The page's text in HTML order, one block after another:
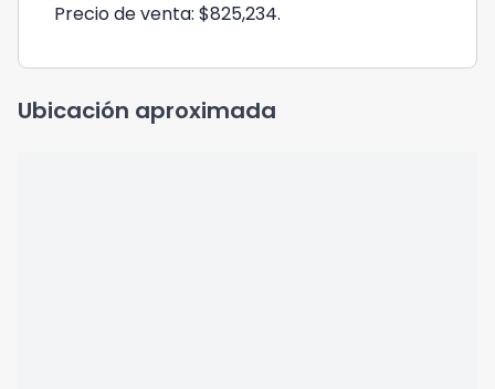
Precio de venta: $825,234.
Ubicación aproximada